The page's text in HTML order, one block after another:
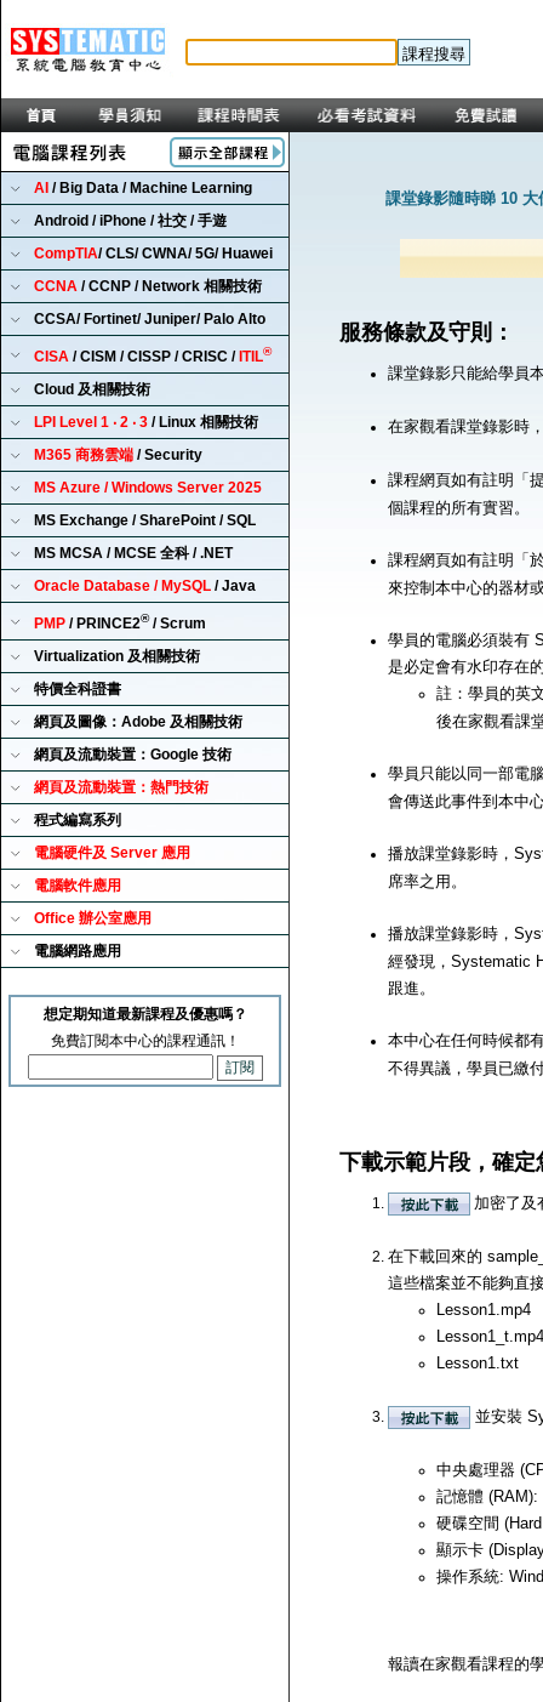
AI / Big Data / Machine Learning
Android / iPhone / 社交 / 手遊
CompTIA/ CLS/ CWNA/ 5G/ Huawei
CCNA / CCNP / Network 相關技術
CCSA/ Fortinet/ Juniper/ Palo Alto
CISA / CISM / CISSP / CRISC / ITIL®
Cloud 及相關技術
LPI Level 1 ‧ 2 ‧ 3 / Linux 相關技術
M365 商務雲端 / Security
MS Azure / Windows Server 2025
MS Exchange / SharePoint / SQL
MS MCSA / MCSE 全科 / .NET
Oracle Database / MySQL / Java
PMP / PRINCE2®/ Scrum
Virtualization 及相關技術
特價全科證書
網頁及圖像：Adobe 及相關技術
網頁及流動裝置：Google 技術
網頁及流動裝置：熱門技術
程式編寫系列
電腦硬件及 Server 應用
電腦軟件應用
Office 辦公室應用
電腦網路應用
想定期知道最新課程及優惠嗎？
免費訂閱本中心的課程通訊！
課堂錄影隨時睇 10 大
服務條款及守則：
課堂錄影只能給學員
在家觀看課堂錄影時
課程網頁如有註明「
個課程的所有實習。
課程網頁如有註明「
來控制本中心的器材
學員的電腦必須裝有
是必定會有水印存在
註：學員的英
後在家觀看課
學員只能以同一部電
會傳送此事件到本中
播放課堂錄影時，
席率之用。
播放課堂錄影時，
經發現，Systematic
跟進。
本中心在任何時候都
不得異議，學員已繳
下載示範片段，確
加密了及
在下載回來的
這些檔案並不能夠直
Lesson1.mp4
Lesson1_t.mp4
Lesson1.txt
並安裝
中央處理器
記憶體
硬碟空間
顯示卡
操作系統:
報讀在家觀看課程的